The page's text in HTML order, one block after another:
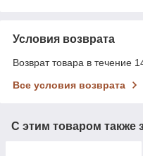
Условия возврата
Возврат товара в течение
Все условия возврата
С этим товаром также